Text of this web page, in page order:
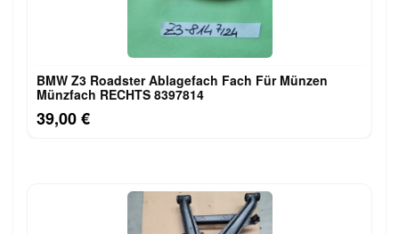
BMW Z3 Roadster Ablagefach Fach Für Münzen
Münzfach RECHTS 8397814
39,00 €